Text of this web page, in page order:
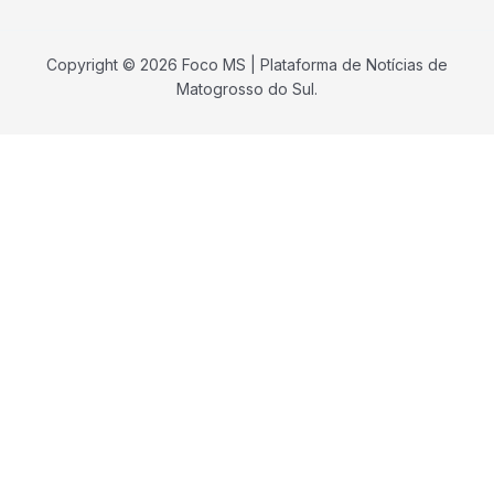
Copyright © 2026 Foco MS | Plataforma de Notícias de
Matogrosso do Sul.